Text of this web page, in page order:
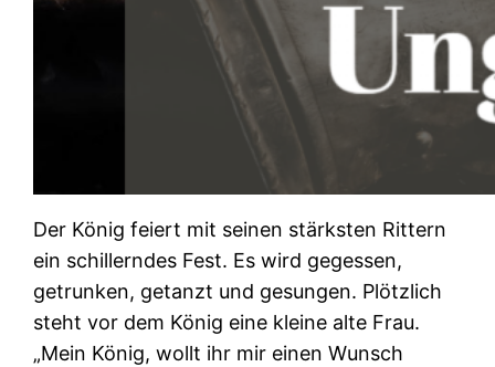
Der König feiert mit seinen stärksten Rittern
ein schillerndes Fest. Es wird gegessen,
getrunken, getanzt und gesungen. Plötzlich
steht vor dem König eine kleine alte Frau.
„Mein König, wollt ihr mir einen Wunsch